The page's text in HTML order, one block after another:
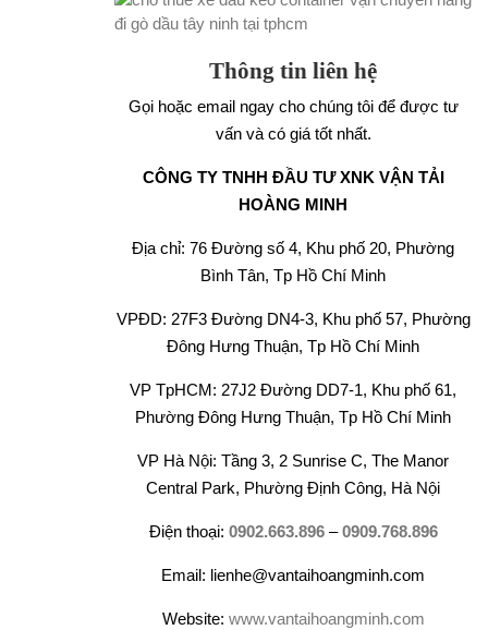
Thông tin liên hệ
Gọi hoặc email ngay cho chúng tôi để được tư
vấn và có giá tốt nhất.
CÔNG TY TNHH ĐẦU TƯ XNK VẬN TẢI
HOÀNG MINH
Địa chỉ: 76 Đường số 4, Khu phố 20, Phường
Bình Tân, Tp Hồ Chí Minh
VPĐD: 27F3 Đường DN4-3, Khu phố 57, Phường
Đông Hưng Thuận, Tp Hồ Chí Minh
VP TpHCM: 27J2 Đường DD7-1, Khu phố 61,
Phường Đông Hưng Thuận, Tp Hồ Chí Minh
VP Hà Nội: Tầng 3, 2 Sunrise C, The Manor
Central Park, Phường Định Công, Hà Nội
Điện thoại: 0902.663.896–0909.768.896
Email: lienhe@vantaihoangminh.com
Website: www.vantaihoangminh.com